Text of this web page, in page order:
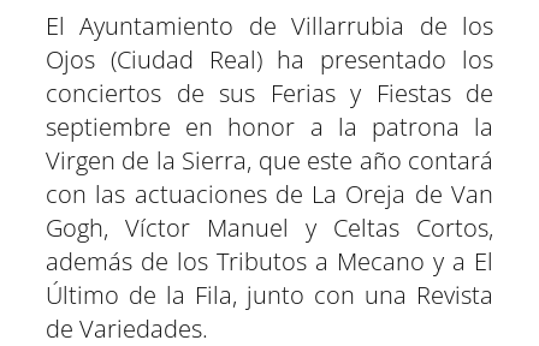
p
a
r
t
i
r
e
n
w
i
t
t
e
r
)
p
a
r
t
e
n
e
b
o
o
r
t
i
r
e
n
A
p
p
p
a
r
i
r
e
n
e
g
r
a
m
p
a
r
t
i
r
e
n
t
e
r
e
s
p
a
r
t
i
r
n
k
e
d
I
n
El Ayuntamiento de Villarrubia de los
Ojos (Ciudad Real) ha presentado los
conciertos de sus Ferias y Fiestas de
septiembre en honor a la patrona la
Virgen de la Sierra, que este año contará
con las actuaciones de La Oreja de Van
Gogh, Víctor Manuel y Celtas Cortos,
además de los Tributos a Mecano y a El
Último de la Fila, junto con una Revista
de Variedades.